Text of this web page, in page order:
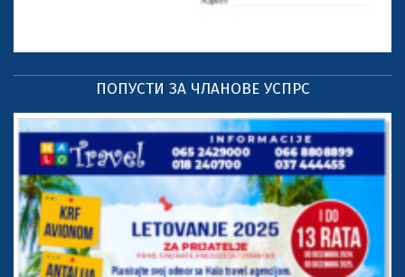
ПОПУСТИ ЗА ЧЛАНОВЕ УСПРС